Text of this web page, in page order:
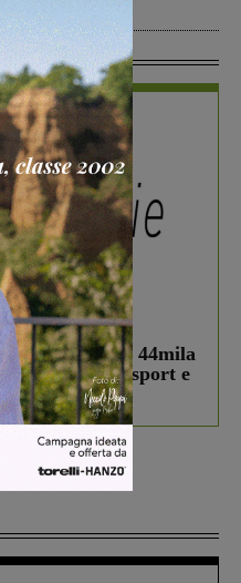
Cities, oltre 44mila
bando per lo sport e